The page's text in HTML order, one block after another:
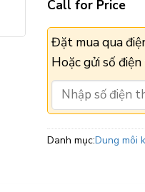
Call for Price
Đặt mua qua
Hoặc gửi số
Danh mục:Dung môi